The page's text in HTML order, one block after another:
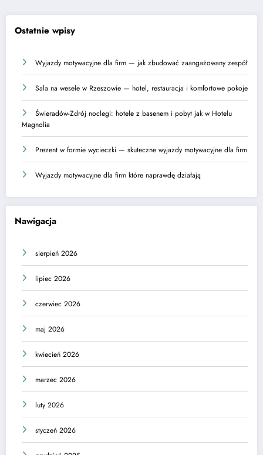
Ostatnie wpisy
Wyjazdy motywacyjne dla firm — jak zbudować zaangażowany zespół
Sala na wesele w Rzeszowie — hotel, restauracja i komfortowe pokoje
Świeradów-Zdrój noclegi: hotele z basenem i pobyt jak w Hotelu
Magnolia
Prezent w formie wycieczki — skuteczne wyjazdy motywacyjne dla firm
Wyjazdy motywacyjne dla firm które naprawdę działają
Nawigacja
sierpień 2026
lipiec 2026
czerwiec 2026
maj 2026
kwiecień 2026
marzec 2026
luty 2026
styczeń 2026